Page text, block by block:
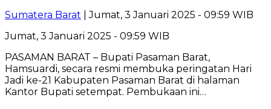
Sumatera Barat | Jumat, 3 Januari 2025 - 09:59 WIB
Jumat, 3 Januari 2025 - 09:59 WIB
PASAMAN BARAT – Bupati Pasaman Barat,
Hamsuardi, secara resmi membuka peringatan Hari
Jadi ke-21 Kabupaten Pasaman Barat di halaman
Kantor Bupati setempat. Pembukaan ini…